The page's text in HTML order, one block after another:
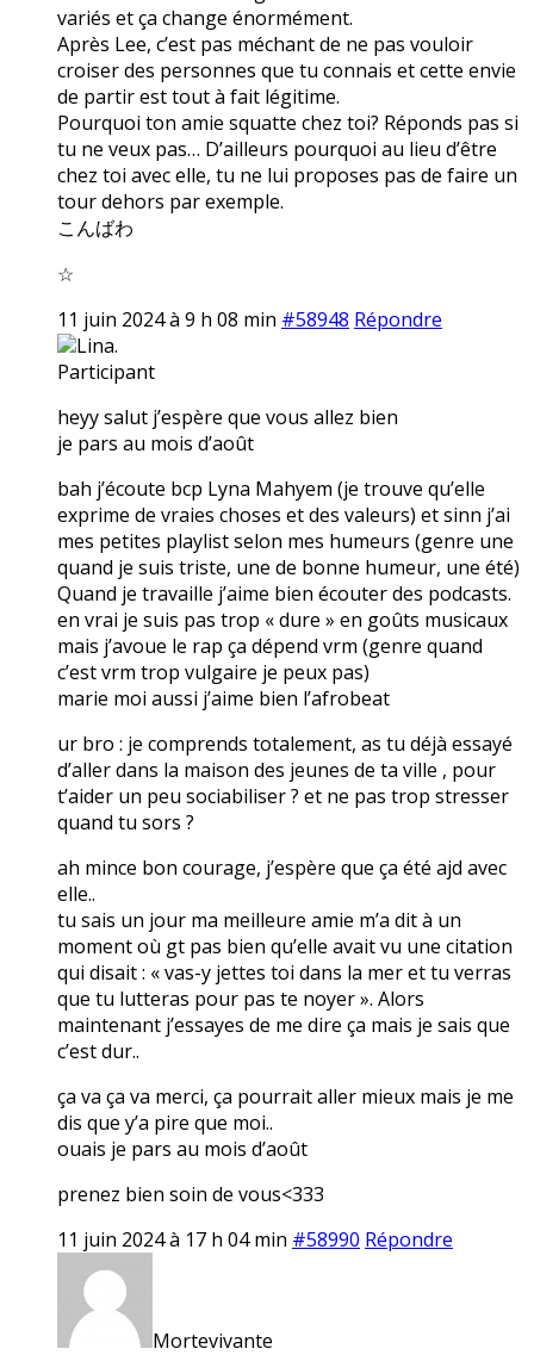
variés et ça change énormément.
Après Lee, c’est pas méchant de ne pas vouloir
croiser des personnes que tu connais et cette envie
de partir est tout à fait légitime.
Pourquoi ton amie squatte chez toi? Réponds pas si
tu ne veux pas… D’ailleurs pourquoi au lieu d’être
chez toi avec elle, tu ne lui proposes pas de faire un
tour dehors par exemple.
こんばわ
☆
11 juin 2024 à 9 h 08 min #58948 Répondre
Lina.
Participant
heyy salut j’espère que vous allez bien
je pars au mois d’août
bah j’écoute bcp Lyna Mahyem (je trouve qu’elle
exprime de vraies choses et des valeurs) et sinn j’ai
mes petites playlist selon mes humeurs (genre une
quand je suis triste, une de bonne humeur, une été)
Quand je travaille j’aime bien écouter des podcasts.
en vrai je suis pas trop « dure » en goûts musicaux
mais j’avoue le rap ça dépend vrm (genre quand
c’est vrm trop vulgaire je peux pas)
marie moi aussi j’aime bien l’afrobeat
ur bro : je comprends totalement, as tu déjà essayé
d’aller dans la maison des jeunes de ta ville , pour
t’aider un peu sociabiliser ? et ne pas trop stresser
quand tu sors ?
ah mince bon courage, j’espère que ça été ajd avec
elle..
tu sais un jour ma meilleure amie m’a dit à un
moment où gt pas bien qu’elle avait vu une citation
qui disait : « vas-y jettes toi dans la mer et tu verras
que tu lutteras pour pas te noyer ». Alors
maintenant j’essayes de me dire ça mais je sais que
c’est dur..
ça va ça va merci, ça pourrait aller mieux mais je me
dis que y’a pire que moi..
ouais je pars au mois d’août
prenez bien soin de vous<333
11 juin 2024 à 17 h 04 min #58990 Répondre
Mortevivante